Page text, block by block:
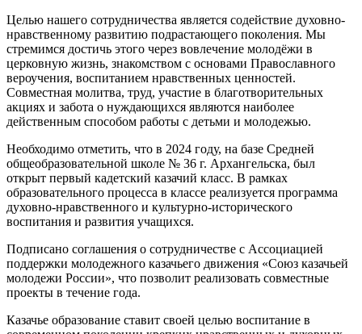
Целью нашего сотрудничества является содействие духовно-
нравственному развитию подрастающего поколения. Мы
стремимся достичь этого через вовлечение молодёжи в
церковную жизнь, знакомством с основами Православного
вероучения, воспитанием нравственных ценностей.
Совместная молитва, труд, участие в благотворительных
акциях и забота о нуждающихся являются наиболее
действенным способом работы с детьми и молодежью.
Необходимо отметить, что в 2024 году, на базе Средней
общеобразовательной школе № 36 г. Архангельска, был
открыт первый кадетский казачий класс. В рамках
образовательного процесса в классе реализуется программа
духовно-нравственного и культурно-исторического
воспитания и развития учащихся.
Подписано соглашения о сотрудничестве с Ассоциацией
поддержки молодежного казачьего движения «Союз казачьей
молодежи России», что позволит реализовать совместные
проекты в течение года.
Казачье образование ставит своей целью воспитание в